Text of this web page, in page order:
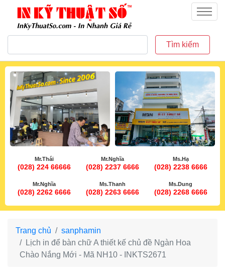
inkythuatso.com
Menu
Tìm kiếm
Mr.Thái
(028) 224 66666
Mr.Nghĩa
(028) 2237 6666
Ms.Hạ
(028) 2238 6666
Mr.Nghĩa
(028) 2262 6666
Ms.Thanh
(028) 2263 6666
Ms.Dung
(028) 2268 6666
Trang chủ
sanphamin
Lịch in để bàn chữ A thiết kế chủ đề Ngàn Hoa
Chào Nắng Mới - Mã NH10 - INKTS2671